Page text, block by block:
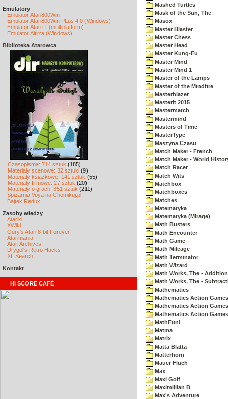
Emulatory
Emulator Atari800Win
Emulator Atari800Win PLus 4.0 (Windows)
Emulator Atari++ (multiplatform)
Emulator Altirra (Windows)
Biblioteka Atarowca
Czasopisma: 714 sztuk (185)
Materiały scenowe: 32 sztuki (9)
Materiały książkowe: 141 sztuk (55)
Materiały firmowe: 27 sztuk (20)
Materiały o grach: 351 sztuk (211)
Spiżarnia Voya na Chomikuj.pl
Bajtek Redux
Zasoby wiedzy
Atariki
XWiki
Gury's Atari 8-bit Forever
Atarimania
Atari Archives
Drygol's Retro Hacks
XL Search
Kontakt
HI SCORE CAFÉ
Mashed Turtles
Mask of the Sun, The
Masox
Master Blaster
Master Chess
Master Head
Master Kung-Fu
Master Mind
Master Mind 1
Master of the Lamps
Master of the Mindfire
Masterblazer
MasterIt 2015
Mastermatch
Mastermind
Masters of Time
MasterType
Maszyna Czasu
Match Maker - French
Match Maker - World
Match Racer
Match Wits
Matchbox
Matchboxes
Matches
Matematyka
Matematyka (Mirage)
Math Busters
Math Encounter
Math Game
Math Mileage
Math Terminator
Math Wizard
Math Works, The - Addition
Math Works, The -
Mathematics
Mathematics Action
Mathematics Action
Mathematics Action
MathFun!
Matma
Matrix
Matta Blatta
Matterhorn
Mauer Fluch
Max
Maxi Golf
Maximillian B
Max's Adventure